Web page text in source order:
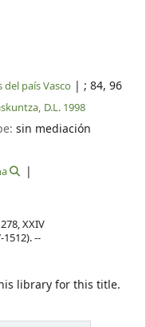
país Vasco | ; 84, 96
D.L. 1998
sin mediación
XXIV
1512). --
library for this title.